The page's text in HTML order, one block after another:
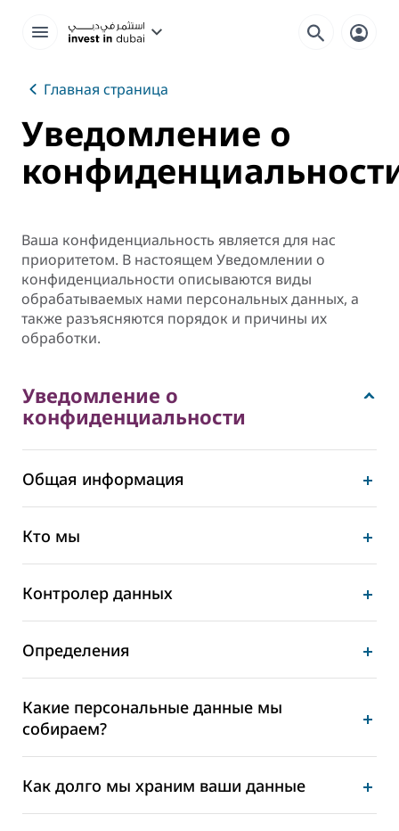
Главная страница
Уведомление о
Ваша конфиденциальность является для нас
приоритетом. В настоящем Уведомлении о
конфиденциальности описываются виды
обрабатываемых нами персональных данных, а
также разъясняются порядок и причины их
обработки.
Уведомление о
конфиденциальности
Общая информация
Кто мы
Контролер данных
Определения
Какие персональные данные мы
собираем?
Как долго мы храним ваши данные